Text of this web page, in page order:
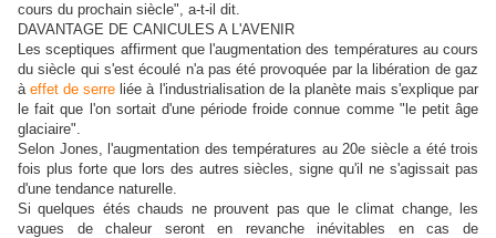
cours du prochain siècle", a-t-il dit.
DAVANTAGE DE CANICULES A L'AVENIR
Les sceptiques affirment que l'augmentation des températures au cours
du siècle qui s'est écoulé n'a pas été provoquée par la libération de gaz
àeffet de serre liée à l'industrialisation de la planète mais s'explique par
le fait que l'on sortait d'une période froide connue comme "le petit âge
glaciaire".
Selon Jones, l'augmentation des températures au 20e siècle a été trois
fois plus forte que lors des autres siècles, signe qu'il ne s'agissait pas
d'une tendance naturelle.
Si quelques étés chauds ne prouvent pas que le climat change, les
vagues de chaleur seront en revanche inévitables en cas de